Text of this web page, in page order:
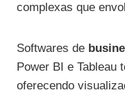
complexas que
Softwares de
Power BI e Tableau
oferecendo